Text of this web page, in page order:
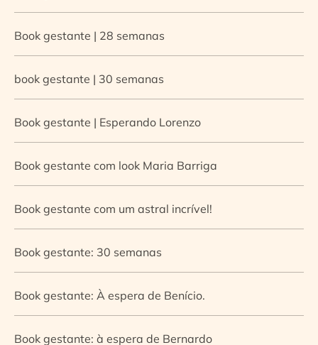
Book gestante | 28 semanas
book gestante | 30 semanas
Book gestante | Esperando Lorenzo
Book gestante com look Maria Barriga
Book gestante com um astral incrível!
Book gestante: 30 semanas
Book gestante: À espera de Benício.
Book gestante: à espera de Bernardo